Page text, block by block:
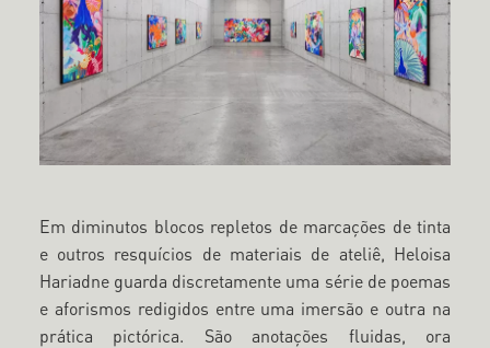
Em diminutos blocos repletos de marcações de tinta
e outros resquícios de materiais de ateliê, Heloisa
Hariadne guarda discretamente uma série de poemas
e aforismos redigidos entre uma imersão e outra na
prática pictórica. São anotações fluidas, ora